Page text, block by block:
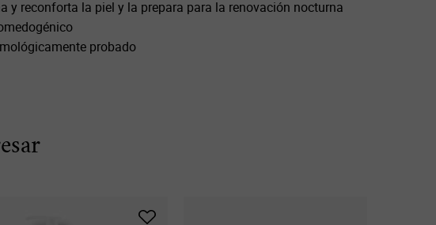
y reconforta la piel y la prepara para la renovación nocturna
probado